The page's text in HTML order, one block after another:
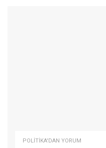
POLITIKA'DAN YORUM